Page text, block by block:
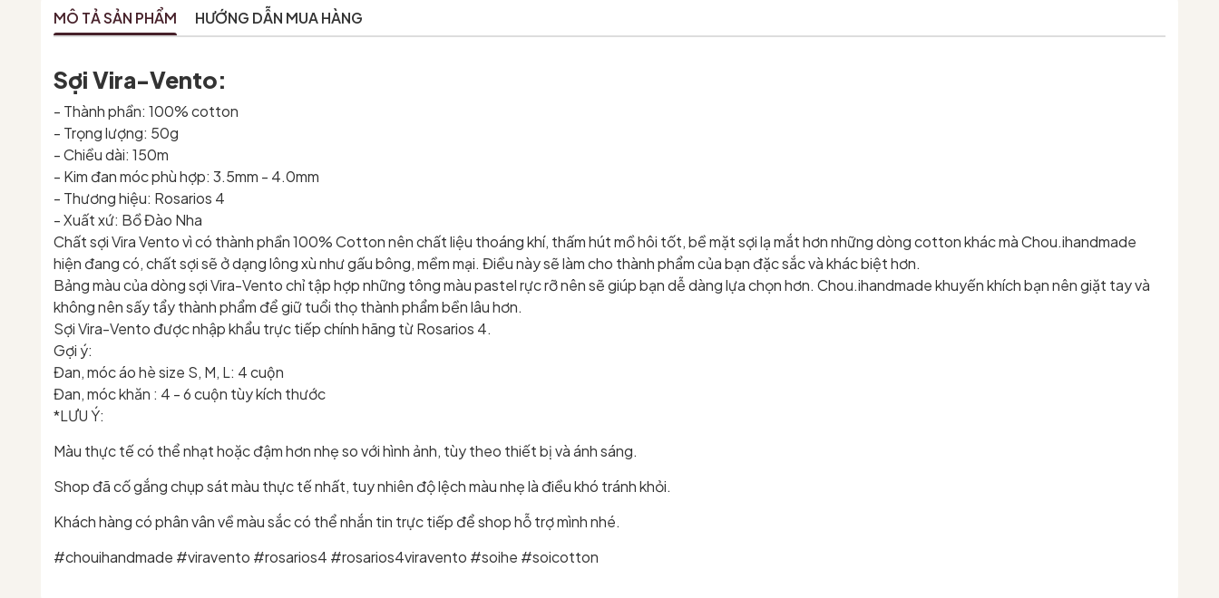
MÔ TẢ SẢN PHẨM HƯỚNG DẪN MUA HÀNG
Sợi Vira-Vento:
- Thành phần: 100% cotton
- Trọng lượng: 50g
- Chiều dài: 150m
- Kim đan móc phù hợp: 3.5mm - 4.0mm
- Thương hiệu: Rosarios 4
- Xuất xứ: Bồ Đào Nha
Chất sợi Vira Vento vì có thành phần 100% Cotton nên chất liệu thoáng khí, thấm hút mồ hôi tốt, bề mặt sợi lạ mắt hơn những dòng cotton khác mà Chou.ihandmade
hiện đang có, chất sợi sẽ ở dạng lông xù như gấu bông, mềm mại. Điều này sẽ làm cho thành phẩm của bạn đặc sắc và khác biệt hơn.
Bảng màu của dòng sợi Vira-Vento chỉ tập hợp những tông màu pastel rực rỡ nên sẽ giúp bạn dễ dàng lựa chọn hơn. Chou.ihandmade khuyến khích bạn nên giặt tay và
không nên sấy tẩy thành phẩm để giữ tuổi thọ thành phẩm bền lâu hơn.
Sợi Vira-Vento được nhập khẩu trực tiếp chính hãng từ Rosarios 4.
Gợi ý:
Đan, móc áo hè size S, M, L: 4 cuộn
Đan, móc khăn : 4 - 6 cuộn tùy kích thước
*LƯU Ý:
Màu thực tế có thể nhạt hoặc đậm hơn nhẹ so với hình ảnh, tùy theo thiết bị và ánh sáng.
Shop đã cố gắng chụp sát màu thực tế nhất, tuy nhiên độ lệch màu nhẹ là điều khó tránh khỏi.
Khách hàng có phân vân về màu sắc có thể nhắn tin trực tiếp để shop hỗ trợ mình nhé.
#chouihandmade #viravento #rosarios4 #rosarios4viravento #soihe #soicotton